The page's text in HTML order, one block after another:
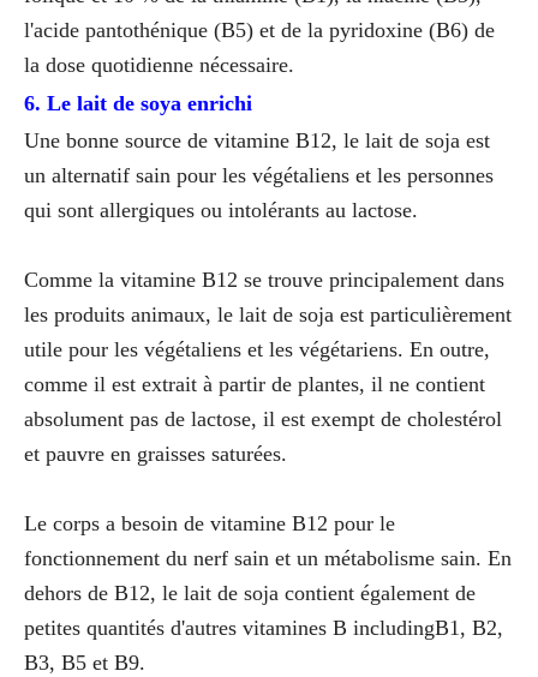
l'acide pantothénique (B5) et de la pyridoxine (B6) de
la dose quotidienne nécessaire.
6. Le lait de soya enrichi
Une bonne source de vitamine B12, le lait de soja est
un alternatif sain pour les végétaliens et les personnes
qui sont allergiques ou intolérants au lactose.
Comme la vitamine B12 se trouve principalement dans
les produits animaux, le lait de soja est particulièrement
utile pour les végétaliens et les végétariens. En outre,
comme il est extrait à partir de plantes, il ne contient
absolument pas de lactose, il est exempt de cholestérol
et pauvre en graisses saturées.
Le corps a besoin de vitamine B12 pour le
fonctionnement du nerf sain et un métabolisme sain. En
dehors de B12, le lait de soja contient également de
petites quantités d'autres vitamines B includingB1, B2,
B3, B5 et B9.